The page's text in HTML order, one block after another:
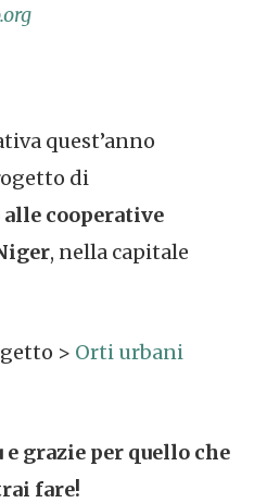
quest’anno
di
cooperative
, nella capitale
> Orti urbani
grazie per quello che
fare!